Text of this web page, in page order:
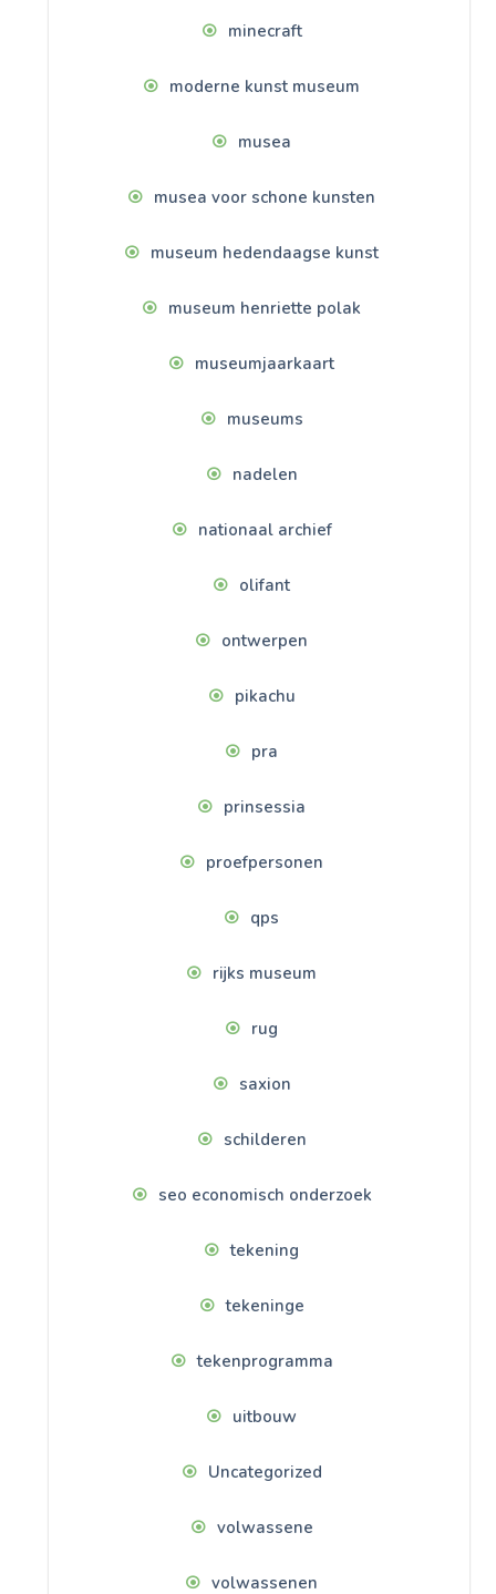
minecraft
moderne kunst museum
musea
musea voor schone kunsten
museum hedendaagse kunst
museum henriette polak
museumjaarkaart
museums
nadelen
nationaal archief
olifant
ontwerpen
pikachu
pra
prinsessia
proefpersonen
qps
rijks museum
rug
saxion
schilderen
seo economisch onderzoek
tekening
tekeninge
tekenprogramma
uitbouw
Uncategorized
volwassene
volwassenen